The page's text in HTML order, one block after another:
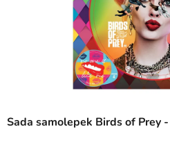
Sada samolepek Birds of Prey